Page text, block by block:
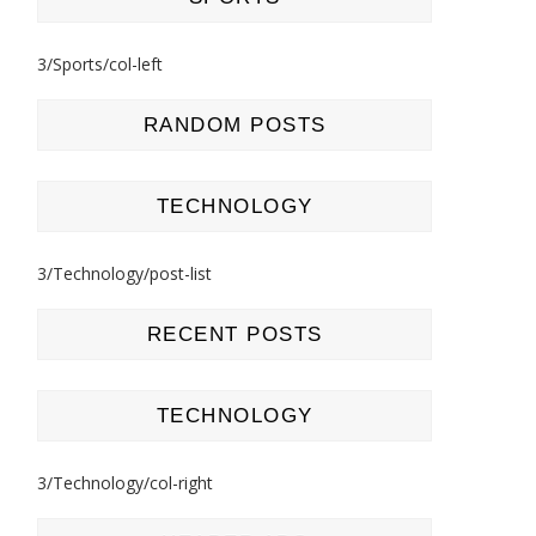
3/Sports/col-left
RANDOM POSTS
TECHNOLOGY
3/Technology/post-list
RECENT POSTS
TECHNOLOGY
3/Technology/col-right